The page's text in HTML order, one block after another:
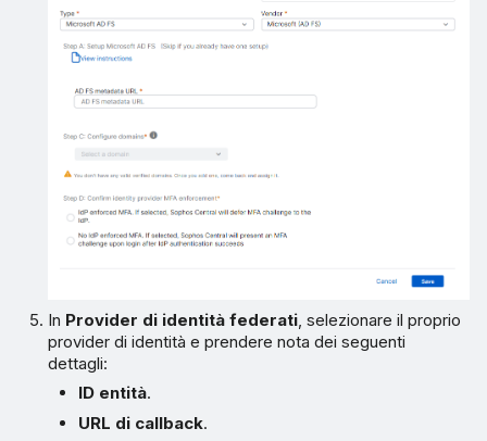
In Provider di identità federati, selezionare il proprio
provider di identità e prendere nota dei seguenti
dettagli:
ID entità.
URL di callback.